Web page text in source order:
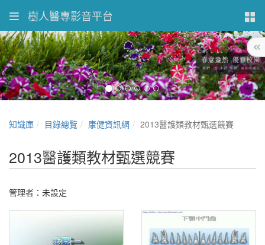
樹人醫專影音平台
知識庫 目錄總覽 康健資訊網 2013醫護類教材甄選競賽
2013醫護類教材甄選競賽
管理者：未設定